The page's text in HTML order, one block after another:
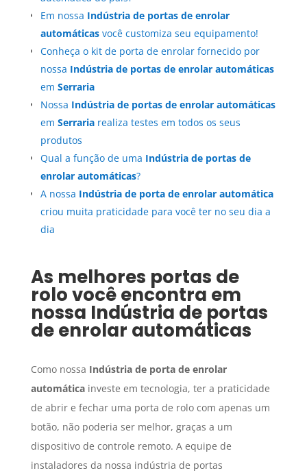
Em nossa Indústria de portas de enrolar
automáticasvocê customiza seu equipamento!
Conheça o kit de porta de enrolar fornecido por
nossa Indústria de portas de enrolar automáticas
em Serraria
Nossa Indústria de portas de enrolar automáticas
em Serrariarealiza testes em todos os seus
produtos
Qual a função de uma Indústria de portas de
enrolar automáticas?
A nossa Indústria de porta de enrolar automática
criou muita praticidade para você ter no seu dia a
dia
As melhores portas de
rolo você encontra em
nossa Indústria de portas
de enrolar automáticas
Como nossa Indústria de porta de enrolar
automáticainveste em tecnologia, ter a praticidade
de abrir e fechar uma porta de rolo com apenas um
botão, não poderia ser melhor, graças a um
dispositivo de controle remoto. A equipe de
instaladores da nossa indústria de portas